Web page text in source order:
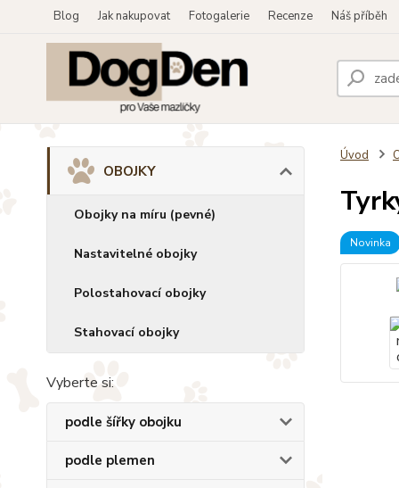
Blog Jak nakupovat Fotogalerie Recenze Náš příběh
OBOJKY
Obojky na míru (pevné)
Nastavitelné obojky
Polostahovací obojky
Stahovací obojky
Vyberte si:
podle šířky obojku
podle plemen
Úvod
Novinka